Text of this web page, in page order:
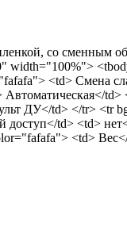
со сменным
width="100%">
<td> Смена
ДУ</td> </tr> <tr
td> <td>
<td>